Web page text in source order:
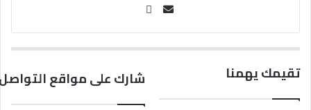
Se
an
تقيمك يهمنا شارك على مواقع